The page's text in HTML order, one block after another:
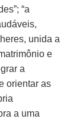
“a
unida a
e
a
orientar as
a uma